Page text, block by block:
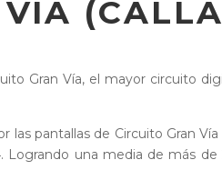
Gran Vía, el mayor circuito
pantallas de Circuito Gran
una media de más